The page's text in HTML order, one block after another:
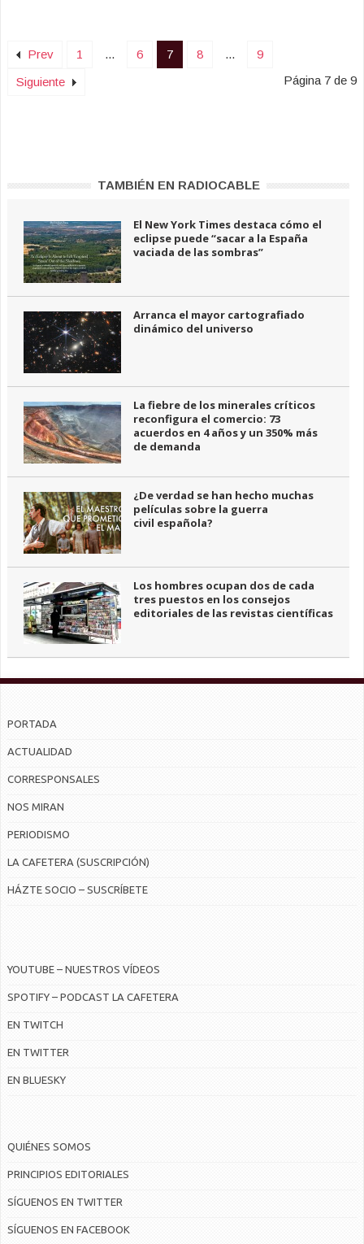
Prev 1 ... 6 7 8 ...
9
Siguiente
Página 7 de 9
TAMBIÉN EN RADIOCABLE
El New York Times destaca cómo el
eclipse puede “sacar a la España
vaciada de las sombras”
Arranca el mayor cartografiado
dinámico del universo
La fiebre de los minerales críticos
reconfigura el comercio: 73
acuerdos en 4 años y un 350% más
de demanda
¿De verdad se han hecho muchas
películas sobre la guerra
civil española?
Los hombres ocupan dos de cada
tres puestos en los consejos
editoriales de las revistas científicas
PORTADA
ACTUALIDAD
CORRESPONSALES
NOS MIRAN
PERIODISMO
LA CAFETERA (SUSCRIPCIÓN)
HÁZTE SOCIO – SUSCRÍBETE
YOUTUBE – NUESTROS VÍDEOS
SPOTIFY – PODCAST LA CAFETERA
EN TWITCH
EN TWITTER
EN BLUESKY
QUIÉNES SOMOS
PRINCIPIOS EDITORIALES
SÍGUENOS EN TWITTER
SÍGUENOS EN FACEBOOK